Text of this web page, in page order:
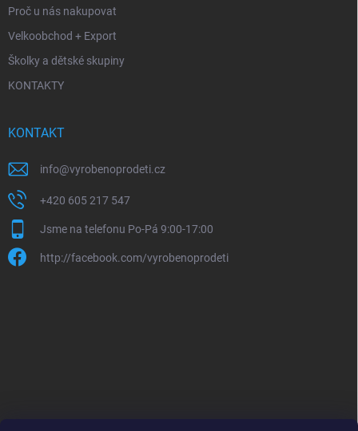
Proč u nás nakupovat
Velkoobchod + Export
Školky a dětské skupiny
KONTAKTY
KONTAKT
info@vyrobenoprodeti.cz
+420 605 217 547
Jsme na telefonu Po-Pá 9:00-17:00
http://facebook.com/vyrobenoprodeti